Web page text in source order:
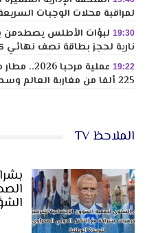
لمراقبة محلات الوجبات
19:30 لبؤات الأطلس يصطدمن
نارية لحجز بطاقة نصف نهائي
19:22
عملية
225 ألفا من مغاربة العالم وسط تواصل التدفقات نحو المملكة
الملاحظ TV